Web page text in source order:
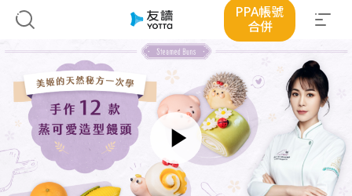
PPA帳號
合併